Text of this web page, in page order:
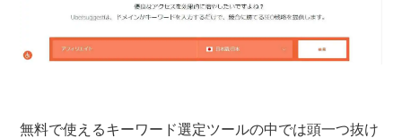
無料で使えるキーワード選定ツールの中では頭一つ抜け